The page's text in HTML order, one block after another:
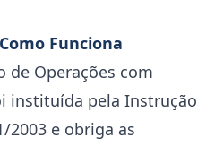
Funciona
de Operações com
instituída pela Instrução
2003 e obriga as